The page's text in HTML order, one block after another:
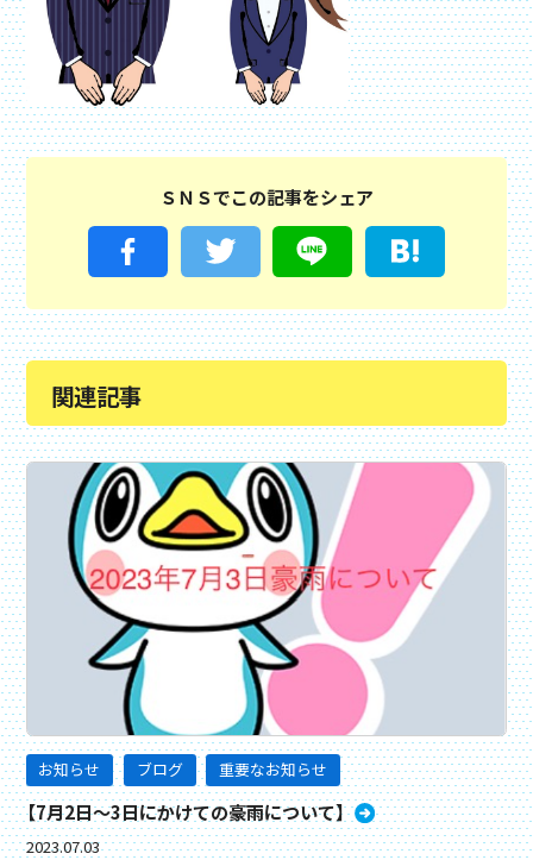
ＳＮＳでこの記事をシェア
関連記事
お知らせ ブログ 重要なお知らせ
【7月2日〜3日にかけての豪雨について】
2023.07.03